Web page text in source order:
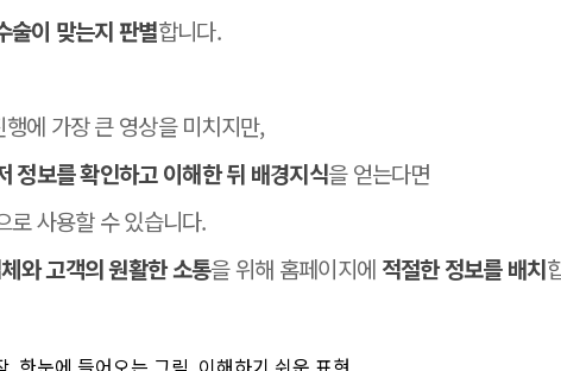
술이 맞는지 판별합니다.
에 가장 큰 영상을 미치지만,
정보를 확인하고 이해한 뒤 배경지식을 얻는다면
로 사용할 수 있습니다.
와 고객의 원활한 소통을 위해 홈페이지에 적절한 정보를 배치